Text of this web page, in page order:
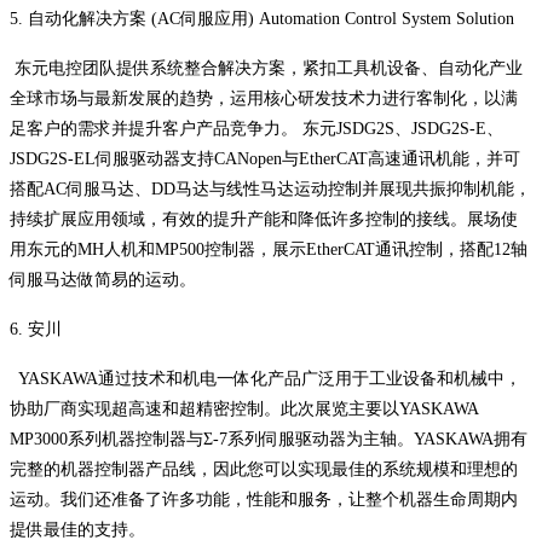
5. 自动化解决方案 (AC伺服应用) Automation Control System Solution
东元电控团队提供系统整合解决方案，紧扣工具机设备、自动化产业
全球市场与最新发展的趋势，运用核心研发技术力进行客制化，以满
足客户的需求并提升客户产品竞争力。 东元JSDG2S、JSDG2S-E、
JSDG2S-EL伺服驱动器支持CANopen与EtherCAT高速通讯机能，并可
搭配AC伺服马达、DD马达与线性马达运动控制并展现共振抑制机能，
持续扩展应用领域，有效的提升产能和降低许多控制的接线。展场使
用东元的MH人机和MP500控制器，展示EtherCAT通讯控制，搭配12轴
伺服马达做简易的运动。
6. 安川
YASKAWA通过技术和机电一体化产品广泛用于工业设备和机械中，
协助厂商实现超高速和超精密控制。此次展览主要以YASKAWA
MP3000系列机器控制器与Σ-7系列伺服驱动器为主轴。YASKAWA拥有
完整的机器控制器产品线，因此您可以实现最佳的系统规模和理想的
运动。我们还准备了许多功能，性能和服务，让整个机器生命周期内
提供最佳的支持。